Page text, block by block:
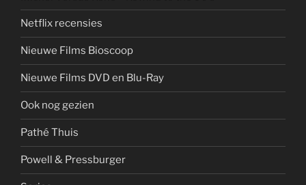
Netflix recensies
Nieuwe Films Bioscoop
Nieuwe Films DVD en Blu-Ray
Ook nog gezien
Pathé Thuis
Powell & Pressburger